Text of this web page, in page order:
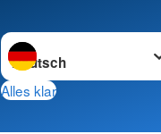
Sprache wechseln zu
Alles klar